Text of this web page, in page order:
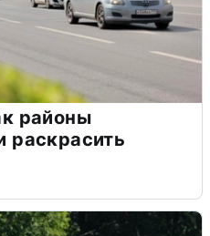
районы
раскрасить